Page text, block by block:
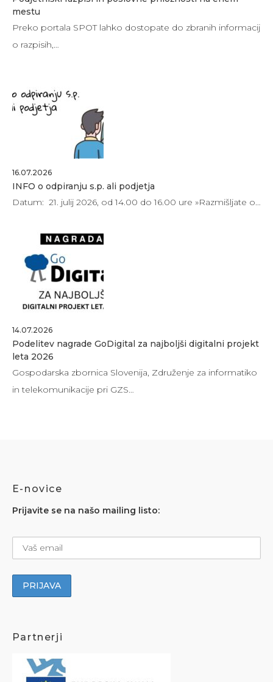
mestu
Preko portala SPOT lahko dostopate do zbranih informacij
o razpisih,…
16.07.2026
INFO o odpiranju s.p. ali podjetja
Datum: 21. julij 2026, od 14.00 do 16.00 ure »Razmišljate o…
14.07.2026
Podelitev nagrade GoDigital za najboljši digitalni projekt
leta 2026
Gospodarska zbornica Slovenija, Združenje za informatiko
in telekomunikacije pri GZS…
E-novice
Prijavite se na našo mailing listo:
Partnerji